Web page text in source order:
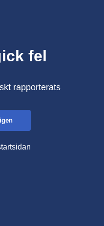
fel
rapporterats